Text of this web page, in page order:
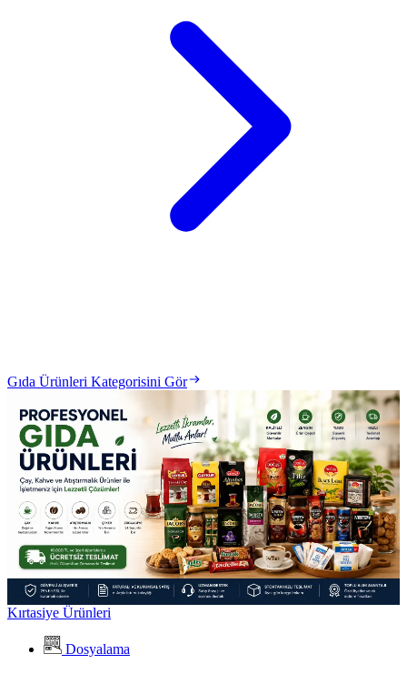
Gıda Ürünleri Kategorisini Gör
Kırtasiye Ürünleri
Dosyalama